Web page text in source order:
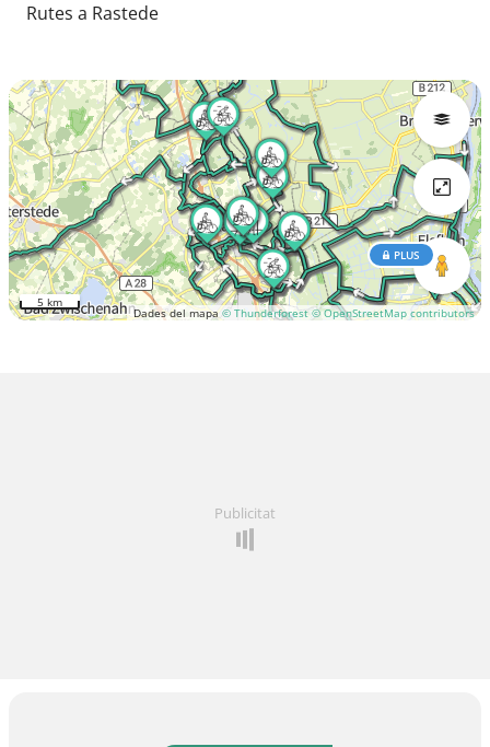
Rutes a Rastede
Dades del mapa© Thunderforest © OpenStreetMap contributors
PLUS
5 km
Publicitat